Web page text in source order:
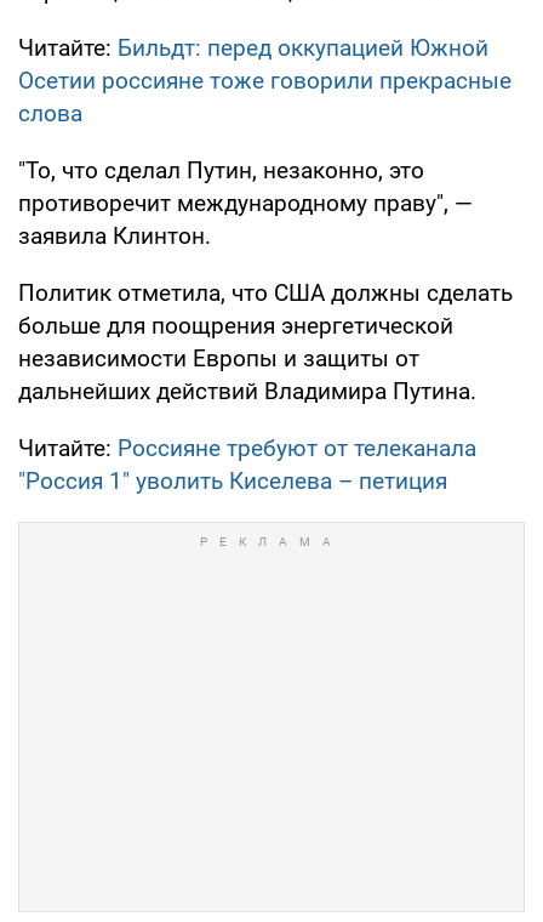
Читайте: Бильдт: перед оккупацией Южной
Осетии россияне тоже говорили прекрасные
слова
"То, что сделал Путин, незаконно, это
противоречит международному праву", —
заявила Клинтон.
Политик отметила, что США должны сделать
больше для поощрения энергетической
независимости Европы и защиты от
дальнейших действий Владимира Путина.
Читайте: Россияне требуют от телеканала
"Россия 1" уволить Киселева – петиция